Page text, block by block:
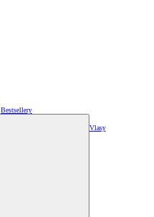
Bestsellery
Vlasy